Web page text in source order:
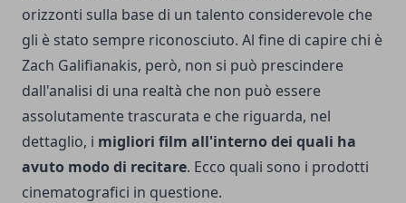
orizzonti sulla base di un talento considerevole che
gli è stato sempre riconosciuto. Al fine di capire chi è
Zach Galifianakis, però, non si può prescindere
dall'analisi di una realtà che non può essere
assolutamente trascurata e che riguarda, nel
dettaglio, i migliori film all'interno dei quali ha
avuto modo di recitare. Ecco quali sono i prodotti
cinematografici in questione.